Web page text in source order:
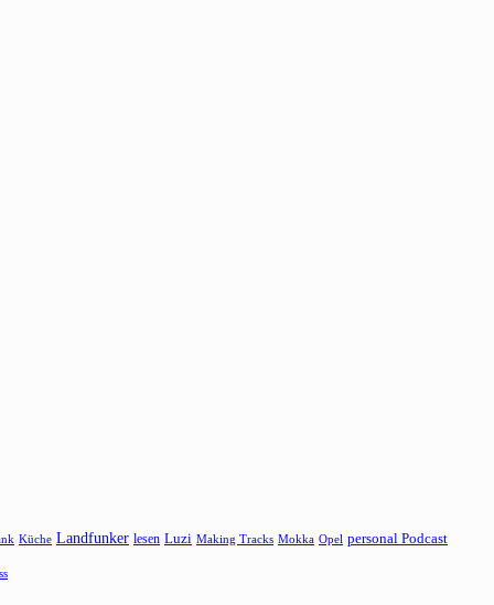
Küche Landfunker lesen Luzi Making Tracks Mokka Opel personal Podcast